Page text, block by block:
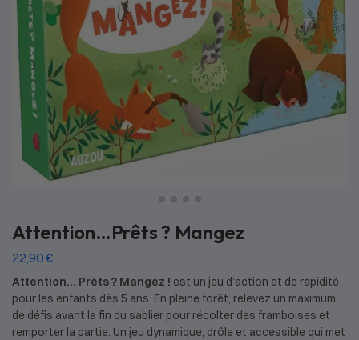
Attention…Prêts ? Mangez
22,90€
Attention… Prêts ? Mangez ! est un jeu d’action et de rapidité
pour les enfants dès 5 ans. En pleine forêt, relevez un maximum
de défis avant la fin du sablier pour récolter des framboises et
remporter la partie. Un jeu dynamique, drôle et accessible qui met